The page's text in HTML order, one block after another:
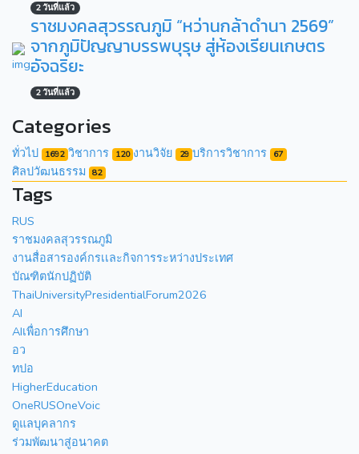
2 วันที่แล้ว
ราชมงคลสุวรรณภูมิ “หว่านกล้าดำนา 2569”
จากภูมิปัญญาบรรพบุรุษ สู่ห้องเรียนเกษตร
อัจฉริยะ
2 วันที่แล้ว
Categories
ทั่วไป 1692 วิชาการ 120 งานวิจัย 29 บริการวิชาการ 67
ศิลปวัฒนธรรม 82
Tags
RUS
ราชมงคลสุวรรณภูมิ
งานสื่อสารองค์กรเเละกิจการระหว่างประเทศ
บัณฑิตนักปฏิบัติ
ThaiUniversityPresidentialForum2026
AI
AIเพื่อการศึกษา
อว
ทปอ
HigherEducation
OneRUSOneVoic
ดูแลบุคลากร
ร่วมพัฒนาสู่อนาคต